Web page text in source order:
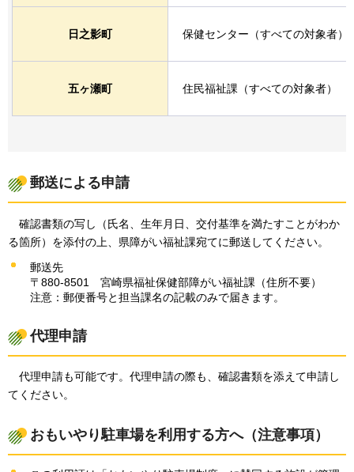
日之影町 保健センター（すべての対象者）
五ヶ瀬町 住民福祉課（すべての対象者）
郵送による申請
確認書類の写し（氏名、生年月日、交付基準を満たすことがわか
る箇所）を添付の上、県障がい福祉課宛てに郵送してください。
郵送先
〒880-8501
宮崎県福祉保健部障がい福祉課（住所不要）
注意：郵便番号と担当課名の記載のみで届きます。
代理申請
代理申請も可能です。代理申請の際も、確認書類を添えて申請し
てください。
おもいやり駐車場を利用する方へ（注意事項）